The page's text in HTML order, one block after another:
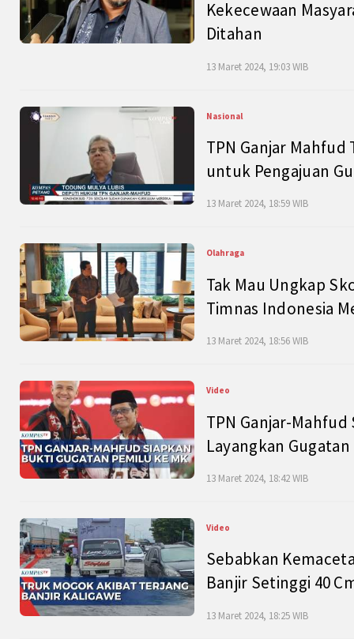
Kekecewaan
Ditahan
13 Maret 2024, 19:03 WIB
Nasional
TPN Ganjar
untuk Pengajuan
13 Maret 2024, 18:59 WIB
Olahraga
Tak Mau Ungkap
Timnas Indonesia
13 Maret 2024, 18:56 WIB
Video
TPN Ganjar-
Layangkan
13 Maret 2024, 18:42 WIB
Video
Sebabkan
Banjir Setinggi 40
13 Maret 2024, 18:25 WIB